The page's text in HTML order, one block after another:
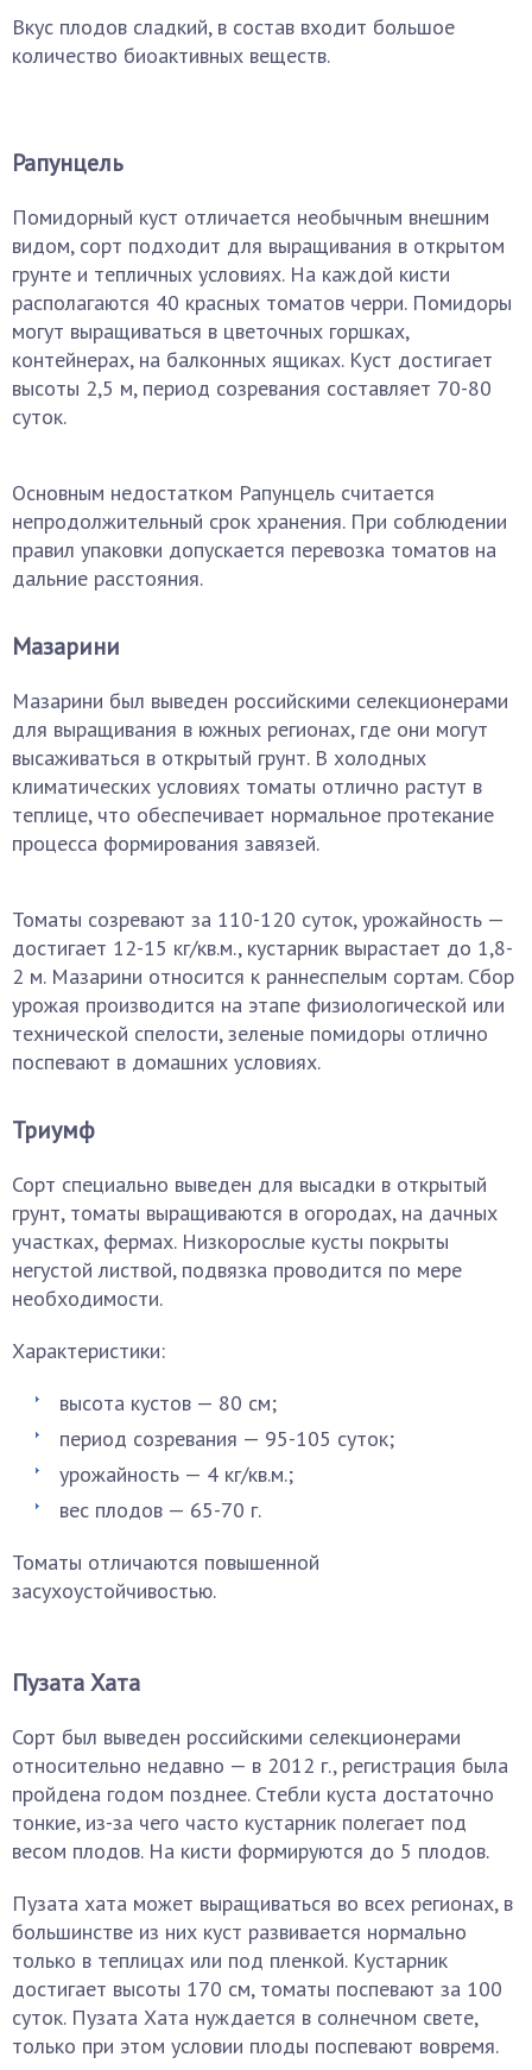
Вкус плодов сладкий, в состав входит большое
количество биоактивных веществ.
Рапунцель
Помидорный куст отличается необычным внешним
видом, сорт подходит для выращивания в открытом
грунте и тепличных условиях. На каждой кисти
располагаются 40 красных томатов черри. Помидоры
могут выращиваться в цветочных горшках,
контейнерах, на балконных ящиках. Куст достигает
высоты 2,5 м, период созревания составляет 70-80
суток.
Основным недостатком Рапунцель считается
непродолжительный срок хранения. При соблюдении
правил упаковки допускается перевозка томатов на
дальние расстояния.
Мазарини
Мазарини был выведен российскими селекционерами
для выращивания в южных регионах, где они могут
высаживаться в открытый грунт. В холодных
климатических условиях томаты отлично растут в
теплице, что обеспечивает нормальное протекание
процесса формирования завязей.
Томаты созревают за 110-120 суток, урожайность —
достигает 12-15 кг/кв.м., кустарник вырастает до 1,8-
2 м. Мазарини относится к раннеспелым сортам. Сбор
урожая производится на этапе физиологической или
технической спелости, зеленые помидоры отлично
поспевают в домашних условиях.
Триумф
Сорт специально выведен для высадки в открытый
грунт, томаты выращиваются в огородах, на дачных
участках, фермах. Низкорослые кусты покрыты
негустой листвой, подвязка проводится по мере
необходимости.
Характеристики:
высота кустов — 80 см;
период созревания — 95-105 суток;
урожайность — 4 кг/кв.м.;
вес плодов — 65-70 г.
Томаты отличаются повышенной
засухоустойчивостью.
Пузата Хата
Сорт был выведен российскими селекционерами
относительно недавно — в 2012 г., регистрация была
пройдена годом позднее. Стебли куста достаточно
тонкие, из-за чего часто кустарник полегает под
весом плодов. На кисти формируются до 5 плодов.
Пузата хата может выращиваться во всех регионах, в
большинстве из них куст развивается нормально
только в теплицах или под пленкой. Кустарник
достигает высоты 170 см, томаты поспевают за 100
суток. Пузата Хата нуждается в солнечном свете,
только при этом условии плоды поспевают вовремя.